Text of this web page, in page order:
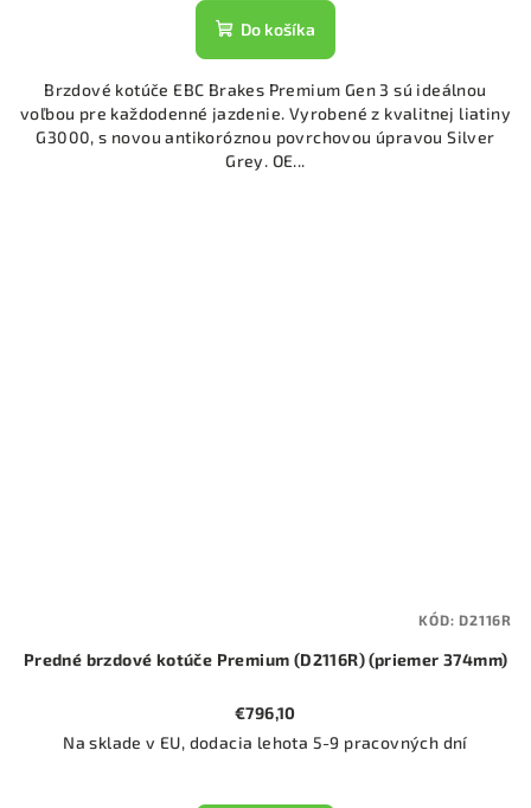
Do košíka
Brzdové kotúče EBC Brakes Premium Gen 3 sú ideálnou
voľbou pre každodenné jazdenie. Vyrobené z kvalitnej liatiny
G3000, s novou antikoróznou povrchovou úpravou Silver
Grey. OE...
Predné brzdové kotúče Premium (D2116R) (priemer 374mm)
€796,10
Na sklade v EU, dodacia lehota 5-9 pracovných dní
KÓD:D2116R